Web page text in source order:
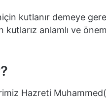
kutlanır demeye
anlamlı ve
Hazreti